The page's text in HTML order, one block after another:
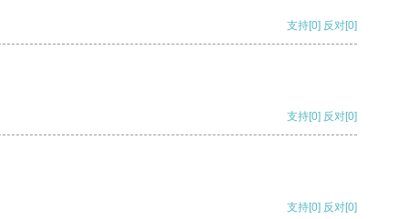
支持[0] 反对[0]
支持[0] 反对[0]
支持[0] 反对[0]